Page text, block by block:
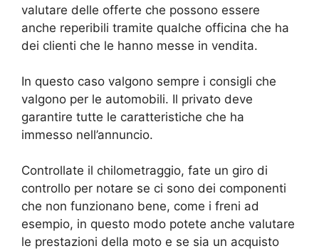
valutare delle offerte che possono essere
anche reperibili tramite qualche officina che ha
dei clienti che le hanno messe in vendita.
In questo caso valgono sempre i consigli che
valgono per le automobili. Il privato deve
garantire tutte le caratteristiche che ha
immesso nell’annuncio.
Controllate il chilometraggio, fate un giro di
controllo per notare se ci sono dei componenti
che non funzionano bene, come i freni ad
esempio, in questo modo potete anche valutare
le prestazioni della moto e se sia un acquisto